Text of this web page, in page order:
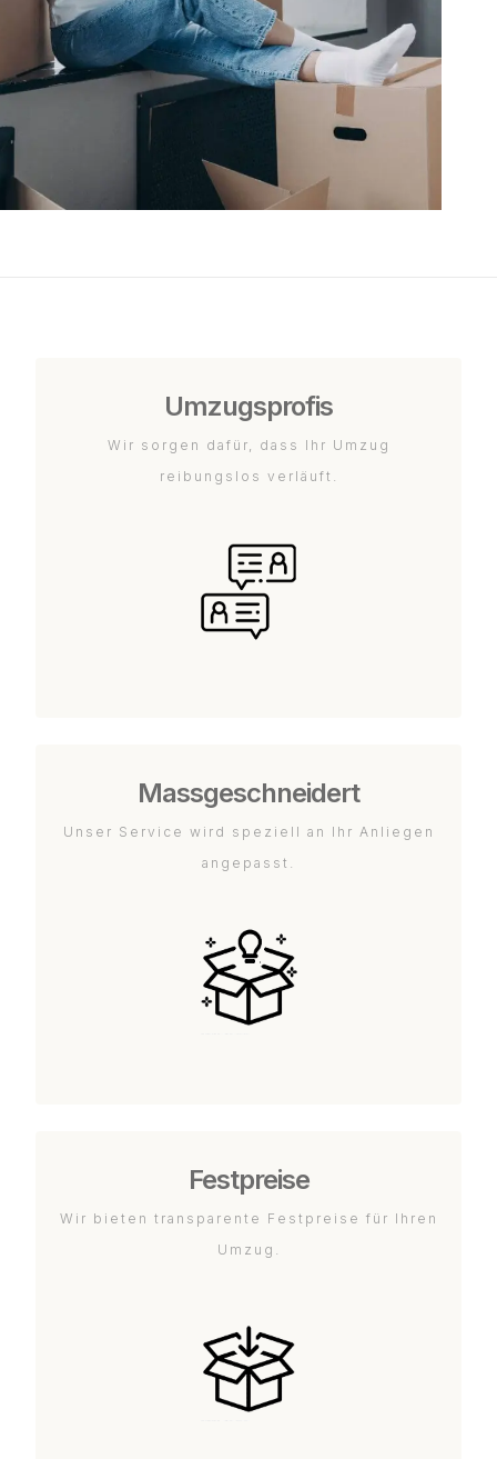
Umzugsprofis
Wir sorgen dafür, dass Ihr Umzug
reibungslos verläuft.
Massgeschneidert
Unser Service wird speziell an Ihr Anliegen
angepasst.
Festpreise
Wir bieten transparente Festpreise für Ihren
Umzug.